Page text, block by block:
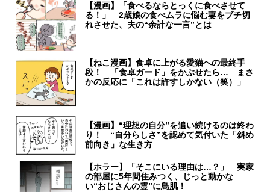
【漫画】「食べるならとっくに食べさせて
る！」 2歳娘の食べムラに悩む妻をブチ切
れさせた、夫の“余計な一言”とは
【ねこ漫画】食卓に上がる愛猫への最終手
段！ 「食卓ガード」をかぶせたら… まさ
かの反応に「これは許すしかない（笑）」
【漫画】“理想の自分”を追い続けるのは終わ
り！ “自分らしさ”を認めて気付いた「斜め
前向き」な生き方
【ホラー】「そこにいる理由は…？」 実家
の部屋に5年間住みつく、じっと動かな
い“おじさんの霊”に鳥肌！